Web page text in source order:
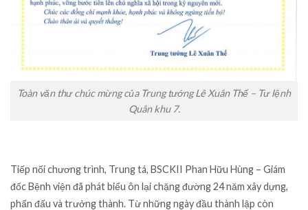
Toàn văn thư chúc mừng của Trung tướng Lê Xuân Thế – Tư lệnh
Quân khu 7.
Tiếp nối chương trình, Trung tá, BSCKII Phan Hữu Hùng – Giám
đốc Bệnh viện đã phát biểu ôn lại chặng đường 24 năm xây dựng,
phấn đấu và trưởng thành. Từ những ngày đầu thành lập còn